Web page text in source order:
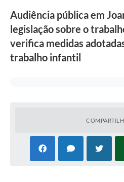
Diário Oficial
Conselhos
Contato
Audiência pública em
legislação sobre o
verifica medidas
trabalho infantil